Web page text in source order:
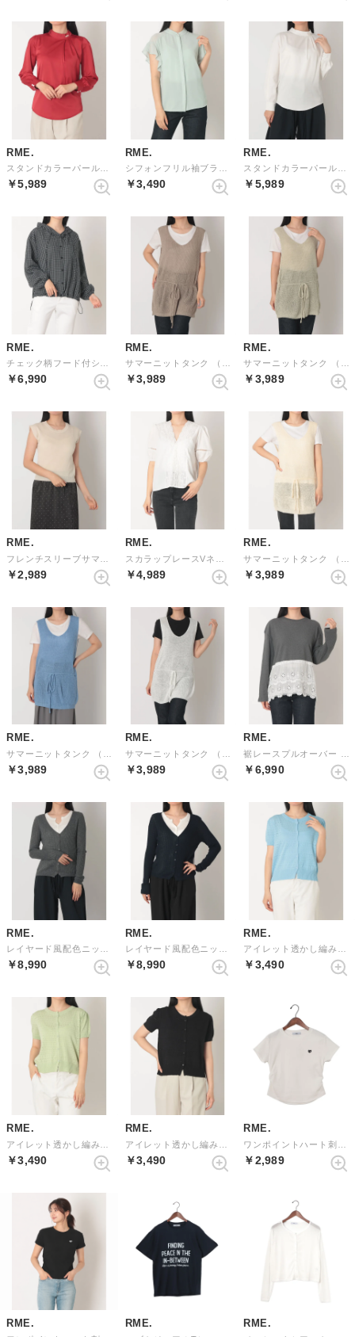
RME.
￥5,989
RME.
￥3,490
RME.
￥5,989
RME.
￥6,990
RME.
￥3,989
RME.
￥3,989
RME.
￥2,989
RME.
￥4,989
RME.
￥3,989
RME.
￥3,989
RME.
￥3,989
RME.
￥6,990
RME.
￥8,990
RME.
￥8,990
RME.
￥3,490
RME.
￥3,490
RME.
￥3,490
RME.
￥2,989
RME. RME. RME.